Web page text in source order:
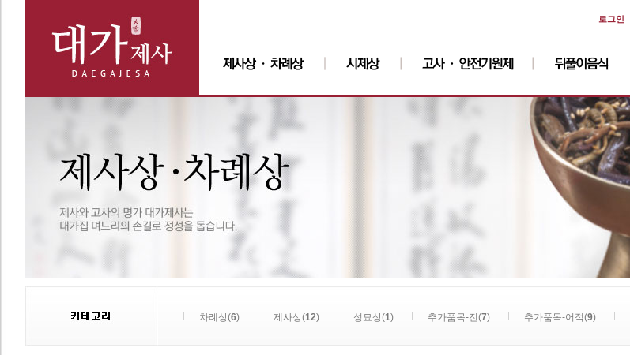
로그인
차례상(6) 제사상(12) 성묘상(1) 추가품목-전(7) 추가품목-어적(9)